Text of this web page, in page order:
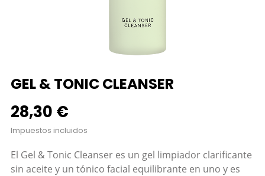
GEL & TONIC CLEANSER
28,30 €
Impuestos incluidos
El Gel & Tonic Cleanser es un gel limpiador clarificante
sin aceite y un tónico facial equilibrante en uno y es